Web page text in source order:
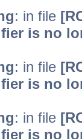
: in file
is no
: in file
is no
: in file
is no